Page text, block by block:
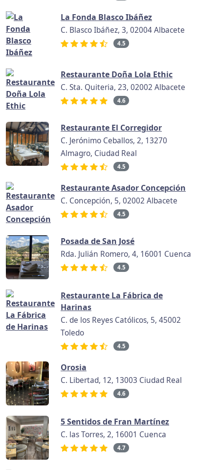
La Fonda Blasco Ibáñez
C. Blasco Ibáñez, 3, 02004 Albacete
4.5
Restaurante Doña Lola Ethic
C. Sta. Quiteria, 23, 02002 Albacete
4.6
Restaurante El Corregidor
C. Jerónimo Ceballos, 2, 13270
Almagro, Ciudad Real
4.5
Restaurante Asador Concepción
C. Concepción, 5, 02002 Albacete
4.5
Posada de San José
Rda. Julián Romero, 4, 16001 Cuenca
4.5
Restaurante La Fábrica de
Harinas
C. de los Reyes Católicos, 5, 45002
Toledo
4.5
Orosia
C. Libertad, 12, 13003 Ciudad Real
4.6
5 Sentidos de Fran Martínez
C. las Torres, 2, 16001 Cuenca
4.7